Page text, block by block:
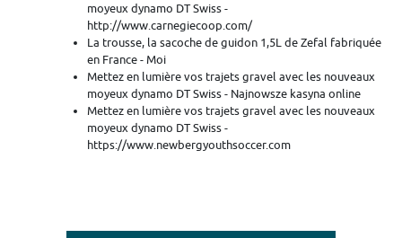
moyeux dynamo DT Swiss -
http://www.carnegiecoop.com/
La trousse, la sacoche de guidon 1,5L de Zefal fabriquée
en France - Moi
Mettez en lumière vos trajets gravel avec les nouveaux
moyeux dynamo DT Swiss - Najnowsze kasyna online
Mettez en lumière vos trajets gravel avec les nouveaux
moyeux dynamo DT Swiss -
https://www.newbergyouthsoccer.com